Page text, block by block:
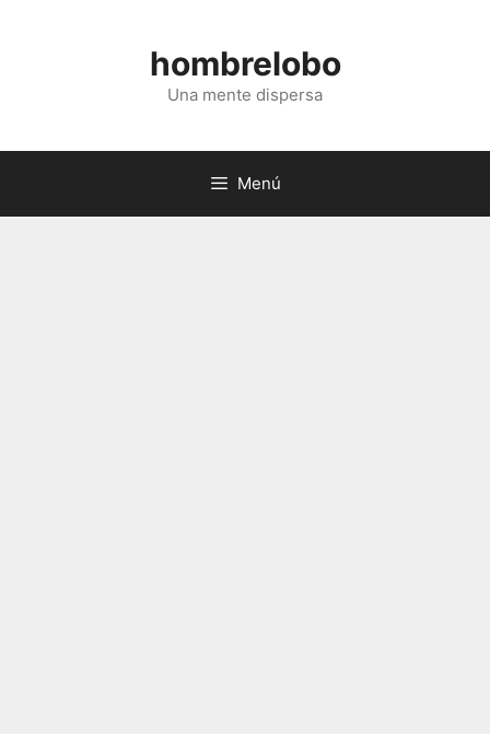
hombrelobo
Una mente dispersa
Menú